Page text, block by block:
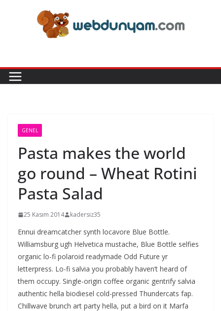
GENEL
Pasta makes the world
go round – Wheat Rotini
Pasta Salad
25 Kasım 2014 kadersiz35
Ennui dreamcatcher synth locavore Blue Bottle.
Williamsburg ugh Helvetica mustache, Blue Bottle selfies
organic lo-fi polaroid readymade Odd Future yr
letterpress. Lo-fi salvia you probably haven’t heard of
them occupy. Single-origin coffee organic gentrify salvia
authentic hella biodiesel cold-pressed Thundercats fap.
Chillwave brunch art party hella, put a bird on it Marfa